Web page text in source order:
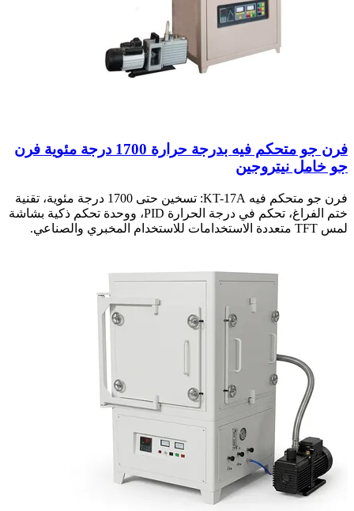
فرن جو متحكم فيه بدرجة حرارة 1700 درجة مئوية فرن
جو خامل نيتروجين
فرن جو متحكم فيه KT-17A: تسخين حتى 1700 درجة مئوية، تقنية
ختم الفراغ، تحكم في درجة الحرارة PID، ووحدة تحكم ذكية بشاشة
لمس TFT متعددة الاستخدامات للاستخدام المخبري والصناعي.